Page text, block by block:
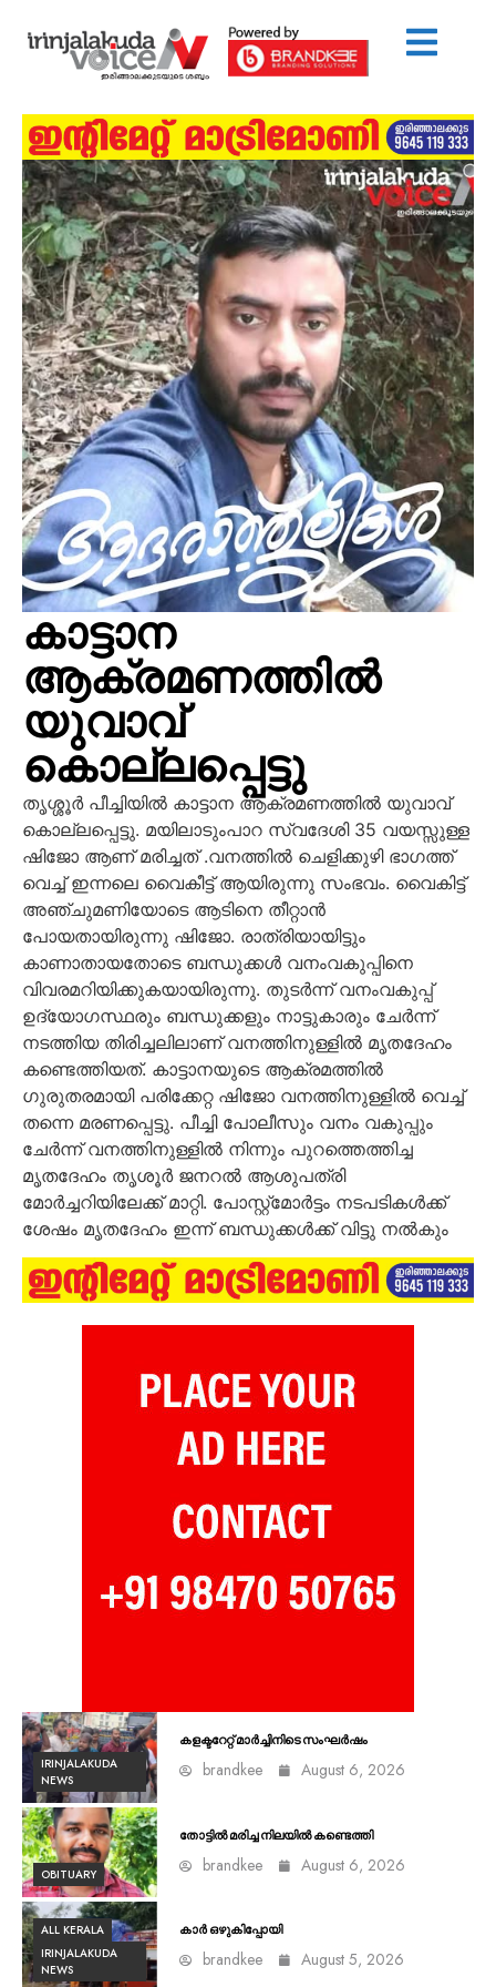
കാട്ടാന
ആക്രമണത്തിൽ
യുവാവ്
കൊല്ലപ്പെട്ടു
തൃശ്ശൂർ പീച്ചിയിൽ കാട്ടാന ആക്രമണത്തിൽ യുവാവ്
കൊല്ലപ്പെട്ടു. മയിലാടുംപാറ സ്വദേശി 35 വയസ്സുള്ള
ഷിജോ ആണ് മരിച്ചത് .വനത്തിൽ ചെളിക്കുഴി ഭാഗത്ത്
വെച്ച് ഇന്നലെ വൈകീട്ട് ആയിരുന്നു സംഭവം. വൈകിട്ട്
അഞ്ചുമണിയോടെ ആടിനെ തീറ്റാൻ
പോയതായിരുന്നു ഷിജോ. രാത്രിയായിട്ടും
കാണാതായതോടെ ബന്ധുക്കൾ വനംവകുപ്പിനെ
വിവരമറിയിക്കുകയായിരുന്നു. തുടർന്ന് വനംവകുപ്പ്
ഉദ്യോഗസ്ഥരും ബന്ധുക്കളും നാട്ടുകാരും ചേർന്ന്
നടത്തിയ തിരിച്ചലിലാണ് വനത്തിനുള്ളിൽ മൃതദേഹം
കണ്ടെത്തിയത്. കാട്ടാനയുടെ ആക്രമത്തിൽ
ഗുരുതരമായി പരിക്കേറ്റ ഷിജോ വനത്തിനുള്ളിൽ വെച്ച്
തന്നെ മരണപ്പെട്ടു. പീച്ചി പോലീസും വനം വകുപ്പും
ചേർന്ന് വനത്തിനുള്ളിൽ നിന്നും പുറത്തെത്തിച്ച
മൃതദേഹം തൃശൂർ ജനറൽ ആശുപത്രി
മോർച്ചറിയിലേക്ക് മാറ്റി. പോസ്റ്റ്മോർട്ടം നടപടികൾക്ക്
ശേഷം മൃതദേഹം ഇന്ന് ബന്ധുക്കൾക്ക് വിട്ടു നൽകും
IRINJALAKUDA
NEWS
കളക്ടറേറ്റ് മാർച്ചിനിടെ സംഘർഷം
brandkee August 6, 2026
OBITUARY
തോട്ടിൽ മരിച്ച നിലയിൽ കണ്ടെത്തി
brandkee August 6, 2026
ALL KERALA
IRINJALAKUDA
NEWS
കാർ ഒഴുകിപ്പോയി
brandkee August 5, 2026